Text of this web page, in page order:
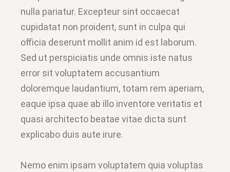
nulla pariatur. Excepteur sint occaecat
cupidatat non proident, sunt in culpa qui
officia deserunt mollit anim id est laborum.
Sed ut perspiciatis unde omnis iste natus
error sit voluptatem accusantium
doloremque laudantium, totam rem aperiam,
eaque ipsa quae ab illo inventore veritatis et
quasi architecto beatae vitae dicta sunt
explicabo duis aute irure.
Nemo enim ipsam voluptatem quia voluptas